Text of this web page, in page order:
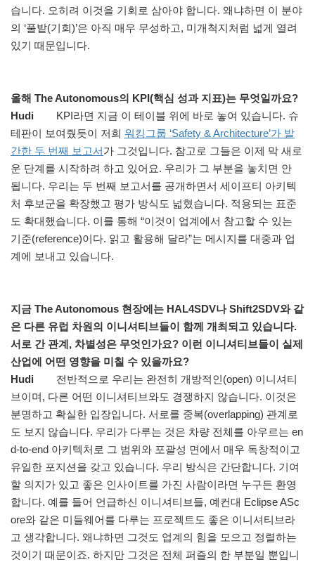
습니다. 오히려 이것을 기회로 삼아야 합니다. 왜냐하면 이 분야
의 ‘풀밭(기회)’은 아직 매우 무성하고, 미개척지처럼 넓게 열려
있기 때문입니다.
올해 The Autonomous의 KPI(핵심 성과 지표)는 무엇일까요?
Hudi
KPI라면 지금 이 테이블 위에 바로 놓여 있습니다. 슈
테판이 보여줬듯이 저희 워킹그룹 ‘Safety & Architecture’가 발
간한 두 번째 보고서가 그것입니다. 참고로 그들은 이제 막 새로
운 단계를 시작하려 하고 있어요. 우리가 그 부분을 놓치면 안
됩니다. 우리는 두 번째 보고서를 공개하면서 세이프티 아키텍
처 후보군을 확장했고 평가 방식도 넓혔습니다. 적용되는 표준
도 확대했습니다. 이를 통해 “이것이 업계에서 참고할 수 있는
기준(reference)이다. 읽고 활용해 달라”는 메시지를 대중과 업
계에 보내고 있습니다.
지금 The Autonomous 현장에는 HAL4SDV나 Shift2SDV와 같
은 다른 유럽 차원의 이니셔티브들이 함께 개최되고 있습니다.
서로 간 관계, 차별성은 무엇인가요? 이런 이니셔티브들이 실제
산업에 어떤 영향을 미칠 수 있을까요?
Hudi
전반적으로 우리는 완전히 개방적인(open) 이니셔티
브이며, 다른 어떤 이니셔티브와도 경쟁하지 않습니다. 이것은
분명하고 확실한 입장입니다. 서로를 중복(overlapping) 관계로
도 보지 않습니다. 우리가 다루는 것은 차량 전체를 아우르는 en
d-to-end 아키텍처로 그 범위와 포괄성 면에서 매우 독창적이고
유일한 포지션을 갖고 있습니다. 우리 방식은 간단합니다. 기여
할 의지가 있고 좋은 인사이트를 가진 사람이라면 누구든 환영
합니다. 예를 들어 언급하신 이니셔티브들, 예컨대 Eclipse ASc
ore와 같은 미들웨어를 다루는 프로젝트도 좋은 이니셔티브라
고 생각합니다. 왜냐하면 그것도 업계의 힘을 모으고 정렬하는
것이기 때문이죠. 하지만 그것은 전체 퍼즐의 한 부분일 뿐입니